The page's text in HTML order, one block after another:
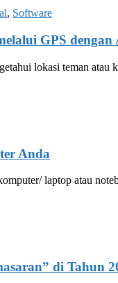
, Software
GPS
lokasi teman
Anda
laptop atau
di Tahun